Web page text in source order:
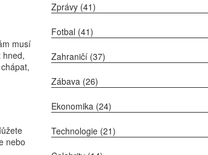
musí
hned,
nebo
Zprávy (41)
Fotbal (41)
Zahraničí (37)
Zábava (26)
Ekonomika (24)
Technologie (21)